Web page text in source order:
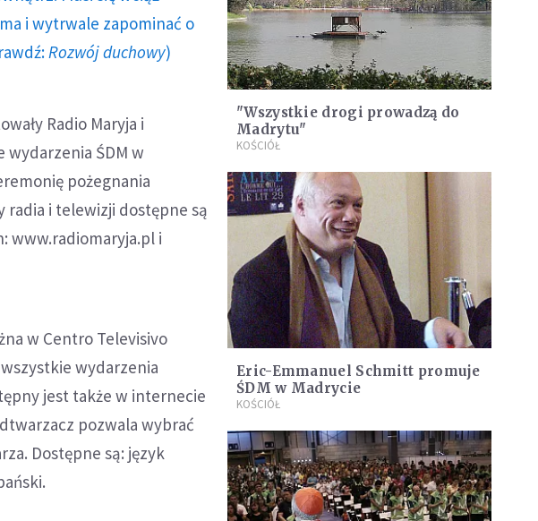
i wytrwale zapominać o
Rozwój duchowy)
Radio Maryja i
wydarzenia ŚDM w
pożegnania
radia i telewizji dostępne są
www.radiomaryja.pl i
w Centro Televisivo
wydarzenia
jest także w internecie
pozwala wybrać
Dostępne są: język
"Wszystkie drogi prowadzą do
Madrytu"
KOŚCIÓŁ
Eric-Emmanuel Schmitt promuje
ŚDM w Madrycie
KOŚCIÓŁ